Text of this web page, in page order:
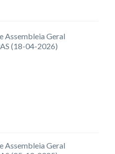
Assembleia Geral
(18-04-2026)
Assembleia Geral